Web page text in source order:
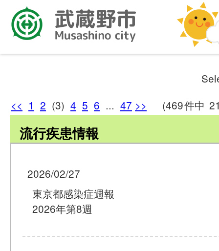
<< 1 2 (3) 4 5 6 ... 47 >> (469件中
流行疾患情報
2026/02/27
東京都感染症週報
2026年第8週